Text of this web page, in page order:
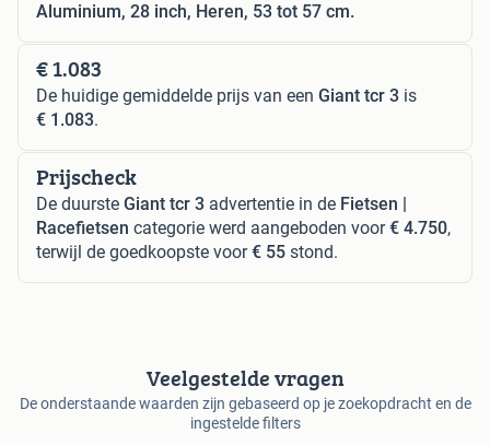
Aluminium, 28 inch, Heren, 53 tot 57 cm.
€ 1.083
De huidige gemiddelde prijs van een Giant tcr 3 is
€ 1.083.
Prijscheck
De duurste Giant tcr 3 advertentie in de Fietsen |
Racefietsen categorie werd aangeboden voor€ 4.750,
terwijl de goedkoopste voor€ 55 stond.
Veelgestelde vragen
De onderstaande waarden zijn gebaseerd op je zoekopdracht en de
ingestelde filters